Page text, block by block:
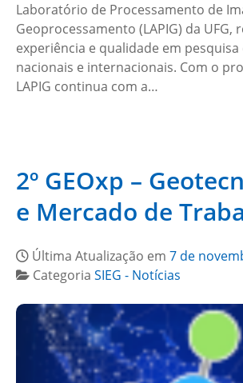
Laboratório de Processamento de
Geoprocessamento (LAPIG) da UFG,
experiência e qualidade em
nacionais e internacionais. Com o
LAPIG continua com a…
2º GEOxp –
e Mercado de
Última Atualização em 7 de
Categoria SIEG - Notícias